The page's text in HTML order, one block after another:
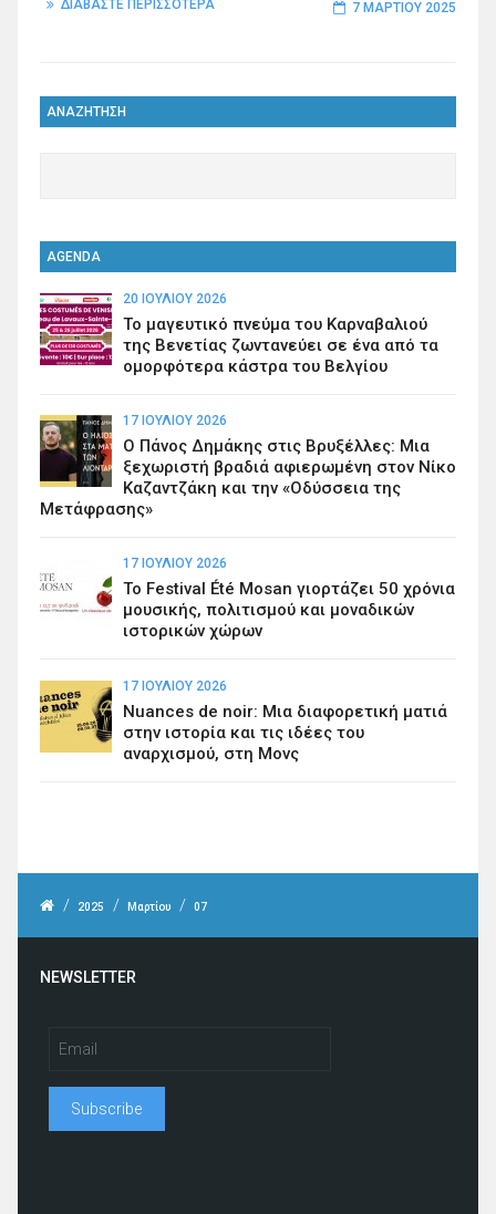
ΔΙΑΒΑΣΤΕ ΠΕΡΙΣΣΟΤΕΡΑ 7 ΜΑΡΤΊΟΥ 2025
ΑΝΑΖΗΤΗΣΗ
AGENDA
20 ΙΟΥΛΊΟΥ 2026
Το μαγευτικό πνεύμα του Καρναβαλιού
της Βενετίας ζωντανεύει σε ένα από τα
ομορφότερα κάστρα του Βελγίου
17 ΙΟΥΛΊΟΥ 2026
Ο Πάνος Δημάκης στις Βρυξέλλες: Μια
ξεχωριστή βραδιά αφιερωμένη στον Νίκο
Καζαντζάκη και την «Οδύσσεια της
Μετάφρασης»
17 ΙΟΥΛΊΟΥ 2026
Το Festival Été Mosan γιορτάζει 50 χρόνια
μουσικής, πολιτισμού και μοναδικών
ιστορικών χώρων
17 ΙΟΥΛΊΟΥ 2026
Nuances de noir: Μια διαφορετική ματιά
στην ιστορία και τις ιδέες του
αναρχισμού, στη Μονς
/ 2025 / Μαρτίου / 07
NEWSLETTER